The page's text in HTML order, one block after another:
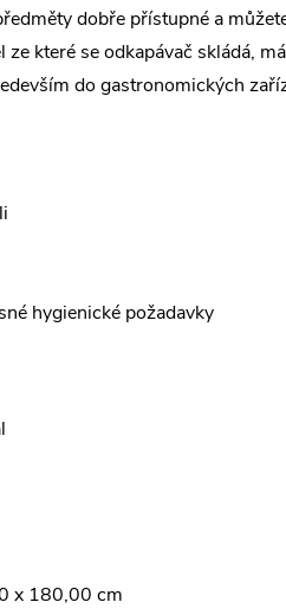
dobře přístupné a
které se odkapávač skládá,
do gastronomických
hygienické požadavky
x 180,00 cm